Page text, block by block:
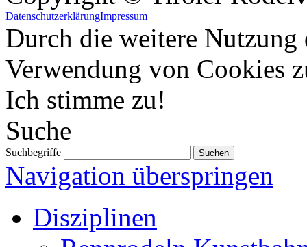
DatenschutzerklärungImpressum
Durch die weitere Nutzung
Verwendung von Cookies
Ich stimme zu!
Suche
Suchbegriffe
Navigation überspringen
Disziplinen